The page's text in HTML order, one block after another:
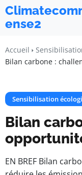
ense2
Accueil
Bilan carbone :
Sensibilisation
Bilan
EN BREF Bilan